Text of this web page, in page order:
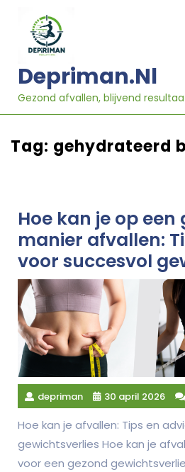
inhoud
Depriman.nl
Gezond afvallen, blijvend
Tag: gehydrateerd
Hoe kan je op een
manier afvallen:
voor succesvol
depriman 30 april 2026
Hoe kan je afvallen: Tips en
gewichtsverlies Hoe kan je
voor een gezond